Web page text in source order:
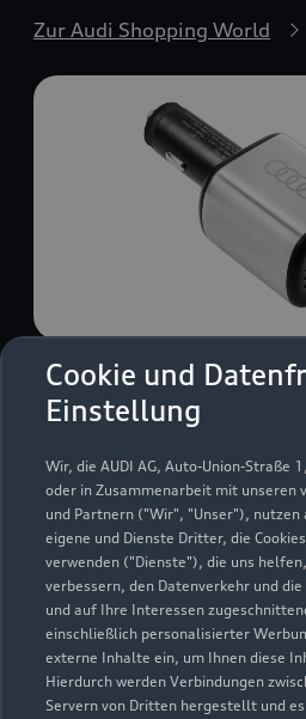
Cookie und
Einstellung
Wir, die AUDI AG, Auto-Union-
oder in Zusammenarbeit mit unseren
und Partnern ("Wir", "Unser"), nutzen
eigene und Dienste Dritter, die
verwenden ("Dienste"), die uns
verbessern, den Datenverkehr und
und auf Ihre Interessen
einschließlich personalisierter
externe Inhalte ein, um Ihnen diese
Hierdurch werden Verbindungen
Servern von Dritten hergestellt und
Zur Audi Shopping World
USB Power-
USB Power-Ladegerät für
komfortables Laden von
oder Laptops.
Zur Audi Shopping World